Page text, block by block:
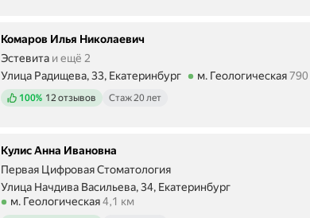
Комаров Илья Николаевич
Эстевита и ещё 2
Улица Радищева, 33, Екатеринбург
Метро м. Геологическая Расстояние 790 м
м. Геологическая
Положительных отзывов
100% 12 отзывов Стаж 20 лет
Кулис Анна Ивановна
Первая Цифровая Стоматология
Улица Начдива Васильева, 34, Екатеринбург
Метро м. Геологическая Расстояние 4,1 км
м. Геологическая 4,1 км